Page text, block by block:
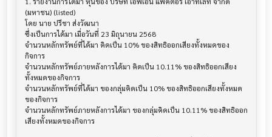
(มหาชน) (listed)
โดย นาย ปรีชา ส่งวัฒนา
ซึ่งเป็นการได้มา เมื่อวันที่ 23 มิถุนายน 2568
จำนวนหลักทรัพย์ที่ได้มา คิดเป็น 10% ของสิทธิออกเสียงทั้งหมดของ
กิจการ
จำนวนหลักทรัพย์ภายหลังการได้มา คิดเป็น 10.11% ของสิทธิออกเสียง
ทั้งหมดของกิจการ
จำนวนหลักทรัพย์ที่ได้มา ของกลุ่มคิดเป็น 10% ของสิทธิออกเสียงทั้งหมด
ของกิจการ
จำนวนหลักทรัพย์ภายหลังการได้มา ของกลุ่มคิดเป็น 10.11% ของสิทธิออก
เสียงทั้งหมดของกิจการ